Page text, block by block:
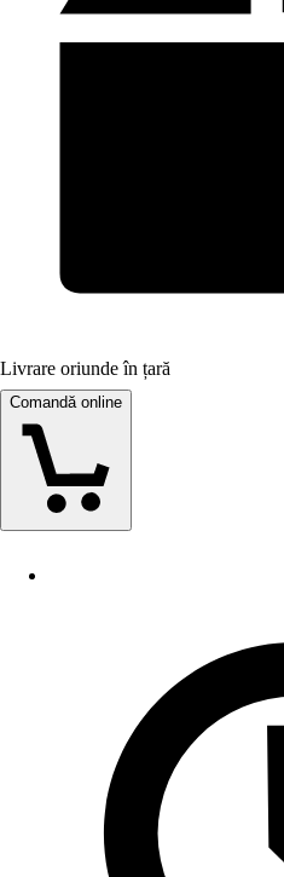
Livrare oriunde în țară
Comandă online